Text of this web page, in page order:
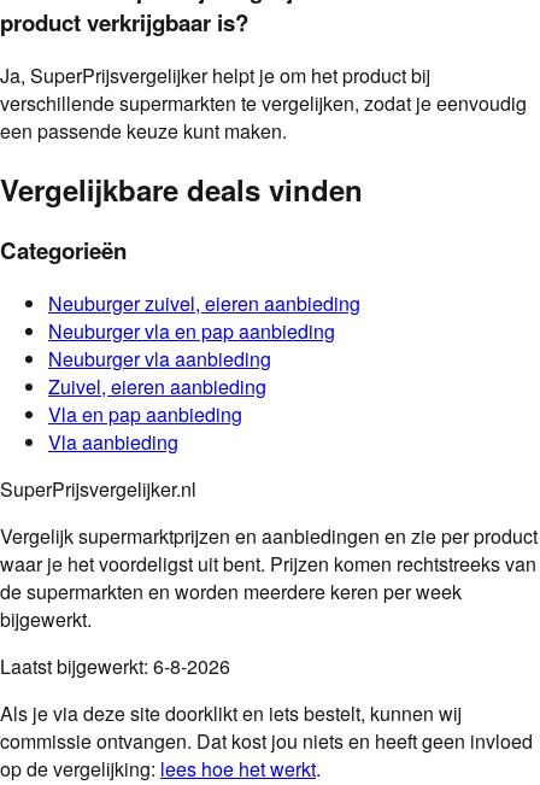
product verkrijgbaar is?
Ja, SuperPrijsvergelijker helpt je om het product bij
verschillende supermarkten te vergelijken, zodat je eenvoudig
een passende keuze kunt maken.
Vergelijkbare deals vinden
Categorieën
Neuburgerzuivel, eieren aanbieding
Neuburgervla en papaanbieding
Neuburgervlaaanbieding
Zuivel, eieren aanbieding
Vla en papaanbieding
Vlaaanbieding
SuperPrijsvergelijker.nl
Vergelijk supermarktprijzen en aanbiedingen en zie per product
waar je het voordeligst uit bent. Prijzen komen rechtstreeks van
de supermarkten en worden meerdere keren per week
bijgewerkt.
Laatst bijgewerkt: 6-8-2026
Als je via deze site doorklikt en iets bestelt, kunnen wij
commissie ontvangen. Dat kost jou niets en heeft geen invloed
op de vergelijking: lees hoe het werkt.